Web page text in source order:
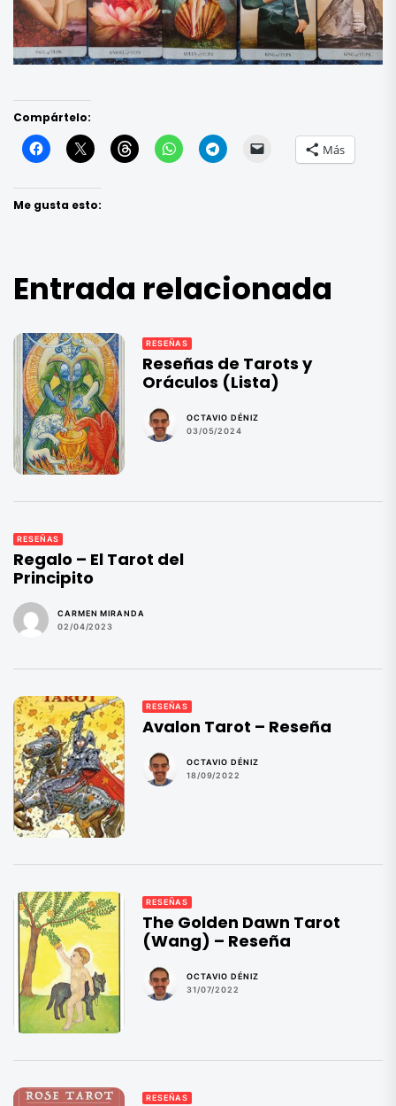
Compártelo:
Más
Me gusta esto:
Entrada relacionada
RESEÑAS
Reseñas de Tarots y
Oráculos (Lista)
OCTAVIO DÉNIZ
03/05/2024
RESEÑAS
Regalo – El Tarot del
Principito
CARMEN MIRANDA
02/04/2023
RESEÑAS
Avalon Tarot – Reseña
OCTAVIO DÉNIZ
18/09/2022
RESEÑAS
The Golden Dawn Tarot
(Wang) – Reseña
OCTAVIO DÉNIZ
31/07/2022
RESEÑAS